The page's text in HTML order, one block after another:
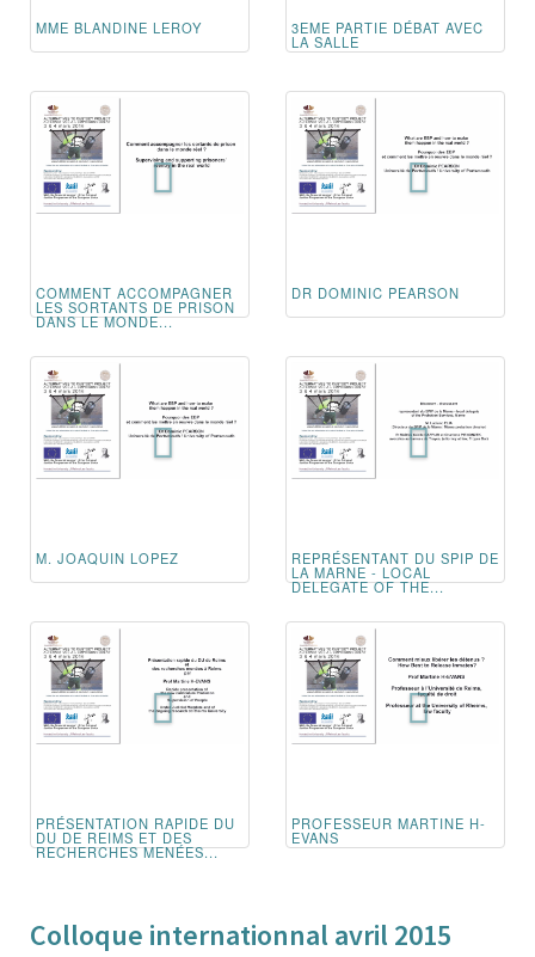
MME BLANDINE LEROY 3EME PARTIE DÉBAT AVEC
LA SALLE
COMMENT ACCOMPAGNER
LES SORTANTS DE PRISON
DANS LE MONDE...
DR DOMINIC PEARSON
M. JOAQUIN LOPEZ REPRÉSENTANT DU SPIP DE
LA MARNE - LOCAL
DELEGATE OF THE...
PRÉSENTATION RAPIDE DU
DU DE REIMS ET DES
RECHERCHES MENÉES...
PROFESSEUR MARTINE H-
EVANS
Colloque internationnal avril 2015